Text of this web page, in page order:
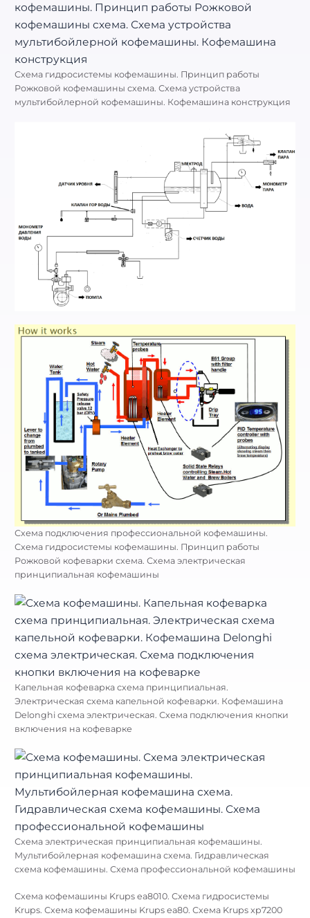
Схема гидросистемы кофемашины. Принцип работы
Рожковой кофемашины схема. Схема устройства
мультибойлерной кофемашины. Кофемашина конструкция
Схема подключения профессиональной кофемашины.
Схема гидросистемы кофемашины. Принцип работы
Рожковой кофеварки схема. Схема электрическая
принципиальная кофемашины
Капельная кофеварка схема принципиальная.
Электрическая схема капельной кофеварки. Кофемашина
Delonghi схема электрическая. Схема подключения кнопки
включения на кофеварке
Схема электрическая принципиальная кофемашины.
Мультибойлерная кофемашина схема. Гидравлическая
схема кофемашины. Схема профессиональной кофемашины
Схема кофемашины Krups ea8010. Схема гидросистемы
Krups. Схема кофемашины Krups ea80. Схема Krups xp7200